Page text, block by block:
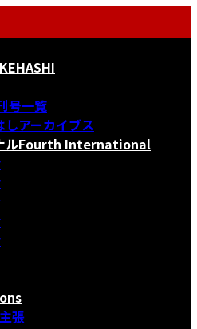
号一覧
しアーカイブス
ルFourth International
張